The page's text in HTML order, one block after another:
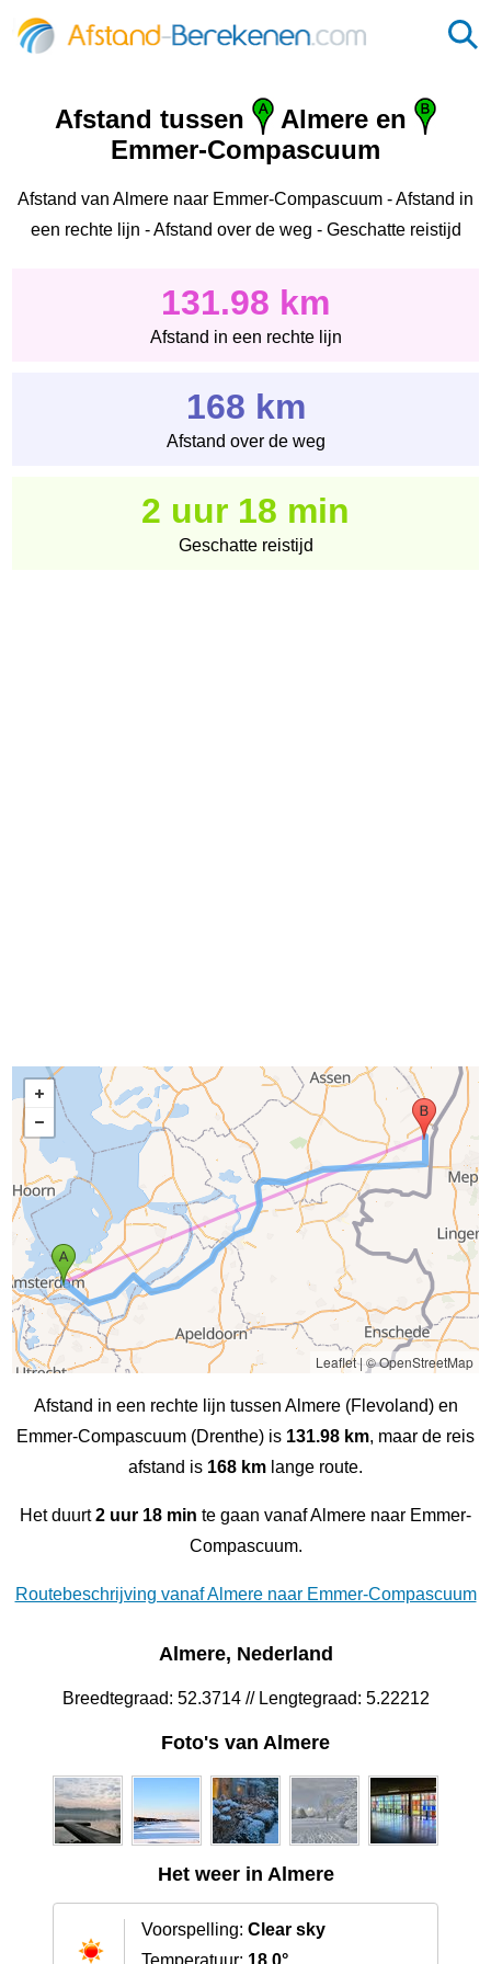
Afstand tussen
Almere en
Emmer-Compascuum
Afstand van Almere naar Emmer-Compascuum - Afstand in
een rechte lijn - Afstand over de weg - Geschatte reistijd
131.98 km
Afstand in een rechte lijn
168 km
Afstand over de weg
2 uur 18 min
Geschatte reistijd
Leaflet|© OpenStreetMap
Afstand in een rechte lijn tussen Almere (Flevoland) en
Emmer-Compascuum (Drenthe) is 131.98 km, maar de reis
afstand is 168 km lange route.
Het duurt2 uur 18 min te gaan vanaf Almere naar Emmer-
Compascuum.
Routebeschrijving vanaf Almere naar Emmer-Compascuum
Almere, Nederland
Breedtegraad: 52.3714 // Lengtegraad: 5.22212
Foto's van Almere
Het weer in Almere
Voorspelling: Clear sky